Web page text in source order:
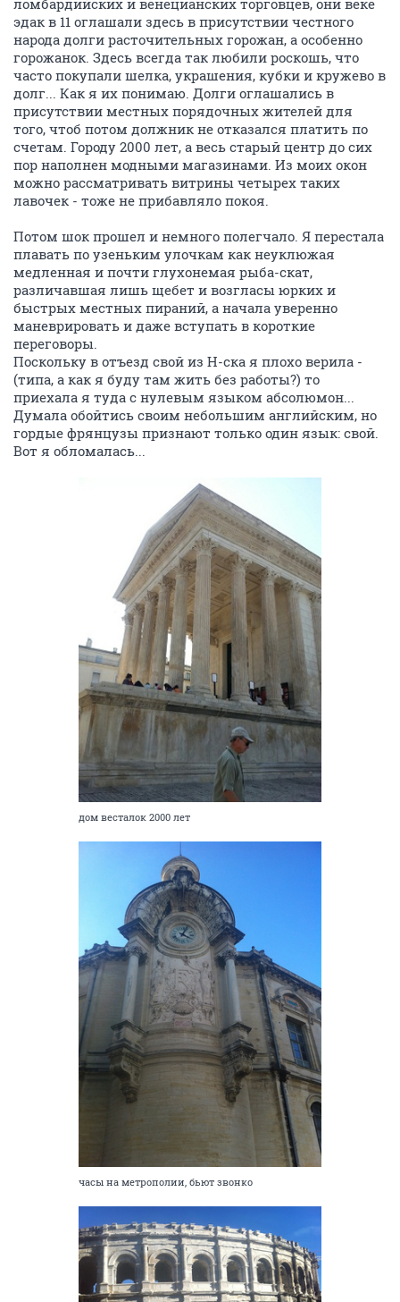
ломбардийских и венецианских торговцев, они веке
эдак в 11 оглашали здесь в присутствии честного
народа долги расточительных горожан, а особенно
горожанок. Здесь всегда так любили роскошь, что
часто покупали шелка, украшения, кубки и кружево в
долг... Как я их понимаю. Долги оглашались в
присутствии местных порядочных жителей для
того, чтоб потом должник не отказался платить по
счетам. Городу 2000 лет, а весь старый центр до сих
пор наполнен модными магазинами. Из моих окон
можно рассматривать витрины четырех таких
лавочек - тоже не прибавляло покоя.
Потом шок прошел и немного полегчало. Я перестала
плавать по узеньким улочкам как неуклюжая
медленная и почти глухонемая рыба-скат,
различавшая лишь щебет и возгласы юрких и
быстрых местных пираний, а начала уверенно
маневрировать и даже вступать в короткие
переговоры.
Поскольку в отъезд свой из Н-ска я плохо верила -
(типа, а как я буду там жить без работы?) то
приехала я туда с нулевым языком абсолюмон...
Думала обойтись своим небольшим английским, но
гордые фрянцузы признают только один язык: свой.
Вот я обломалась...
дом весталок 2000 лет
часы на метрополии, бьют звонко